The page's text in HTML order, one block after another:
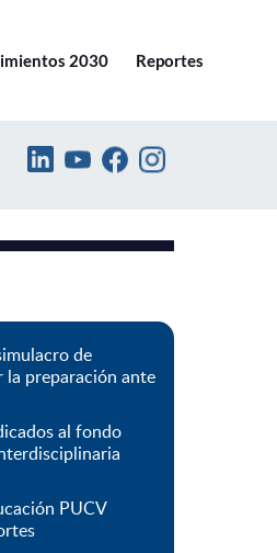
2030 Reportes
de
preparación ante
al fondo
PUCV